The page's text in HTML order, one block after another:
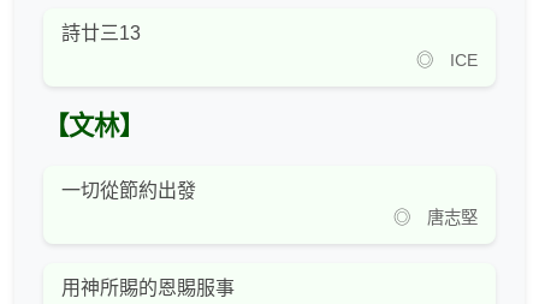
詩廿三13
◎ ICE
【文林】
一切從節約出發
◎ 唐志堅
用神所賜的恩賜服事